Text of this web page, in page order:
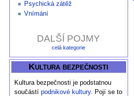
Psychická zátěž
Vnímání
DALŠÍ POJMY
celá kategorie
Kultura bezpečnosti
Kultura bezpečnosti je podstatnou
součástípodnikové kultury. Pojí se to